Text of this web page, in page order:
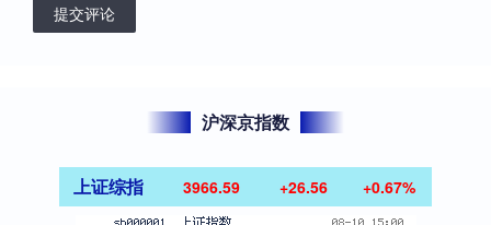
提交评论
沪深京指数
上证综指 3966.59 +26.56 +0.67%